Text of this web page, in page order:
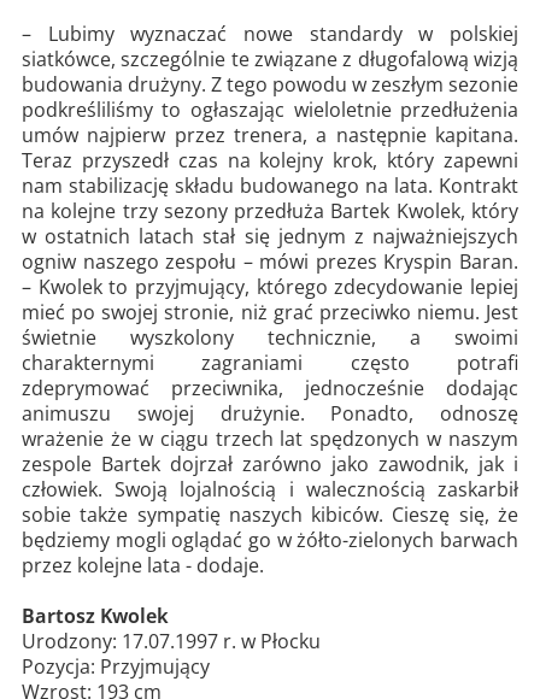
– ⁠Lubimy wyznaczać nowe standardy w polskiej
siatkówce, szczególnie te związane z długofalową wizją
budowania drużyny. Z tego powodu w zeszłym sezonie
podkreśliliśmy to ogłaszając wieloletnie przedłużenia
umów najpierw przez trenera, a następnie kapitana.
Teraz przyszedł czas na kolejny krok, który zapewni
nam stabilizację składu budowanego na lata. Kontrakt
na kolejne trzy sezony przedłuża Bartek Kwolek, który
w ostatnich latach stał się jednym z najważniejszych
ogniw naszego zespołu – mówi prezes Kryspin Baran.
– Kwolek to przyjmujący, którego zdecydowanie lepiej
mieć po swojej stronie, niż grać przeciwko niemu. Jest
świetnie wyszkolony technicznie, a swoimi
charakternymi zagraniami często potrafi
zdeprymować przeciwnika, jednocześnie dodając
animuszu swojej drużynie. Ponadto, odnoszę
wrażenie że w ciągu trzech lat spędzonych w naszym
zespole Bartek dojrzał zarówno jako zawodnik, jak i
człowiek. Swoją lojalnością i walecznością zaskarbił
sobie także sympatię naszych kibiców. Cieszę się, że
będziemy mogli oglądać go w żółto-zielonych barwach
przez kolejne lata - dodaje.
Bartosz Kwolek
Urodzony: 17.07.1997 r. w Płocku
Pozycja: Przyjmujący
Wzrost: 193 cm